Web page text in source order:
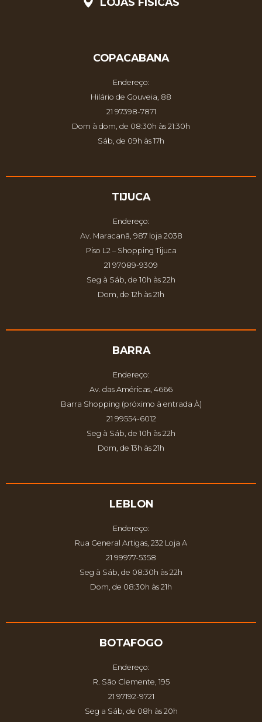
COPACABANA
Endereço:
Hilário de Gouveia, 88
21 97398-7871
Dom à dom, de 08:30h às 21:30h
Sáb, de 09h às 17h
TIJUCA
Endereço:
Av. Maracanã, 987 loja 2038
Piso L2 – Shopping Tijuca
21 97089-9309
Seg à Sáb, de 10h às 22h
Dom, de 12h às 21h
BARRA
Endereço:
Av. das Américas, 4666
Barra Shopping (próximo à entrada À)
21 99554-6012
Seg à Sáb, de 10h às 22h
Dom, de 13h às 21h
LEBLON
Endereço:
Rua General Artigas, 232 Loja A
21 99977-5358
Seg à Sáb, de 08:30h às 22h
Dom, de 08:30h às 21h
BOTAFOGO
Endereço:
R. São Clemente, 195
21 97192-9721
Seg a Sáb, de 08h às 20h